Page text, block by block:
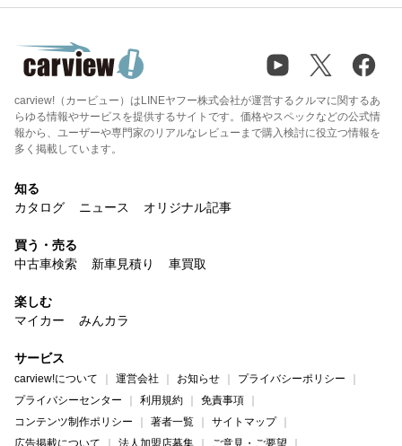
carview!（カービュー）はLINEヤフー株式会社が運営するクルマに関するあ
らゆる情報やサービスを提供するサイトです。価格やスペックなどの公式情
報から、ユーザーや専門家のリアルなレビューまで購入検討に役立つ情報を
多く掲載しています。
知る
カタログ
ニュース オリジナル記事
買う・売る
中古車検索
新車見積り 車買取
楽しむ
マイカー
みんカラ
サービス
carview!について 運営会社 お知らせ
プライバシーポリシー
プライバシーセンター
利用規約
免責事項
コンテンツ制作ポリシー
著者一覧
サイトマップ
広告掲載について
法人加盟店募集 ご意見・ご要望